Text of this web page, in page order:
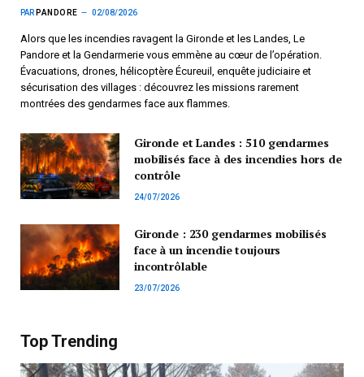
PAR PANDORE 02/08/2026
Alors que les incendies ravagent la Gironde et les Landes, Le
Pandore et la Gendarmerie vous emmène au cœur de l’opération.
Évacuations, drones, hélicoptère Écureuil, enquête judiciaire et
sécurisation des villages : découvrez les missions rarement
montrées des gendarmes face aux flammes.
Gironde et Landes : 510 gendarmes
mobilisés face à des incendies hors de
contrôle
24/07/2026
Gironde : 230 gendarmes mobilisés
face à un incendie toujours
incontrôlable
23/07/2026
Top Trending